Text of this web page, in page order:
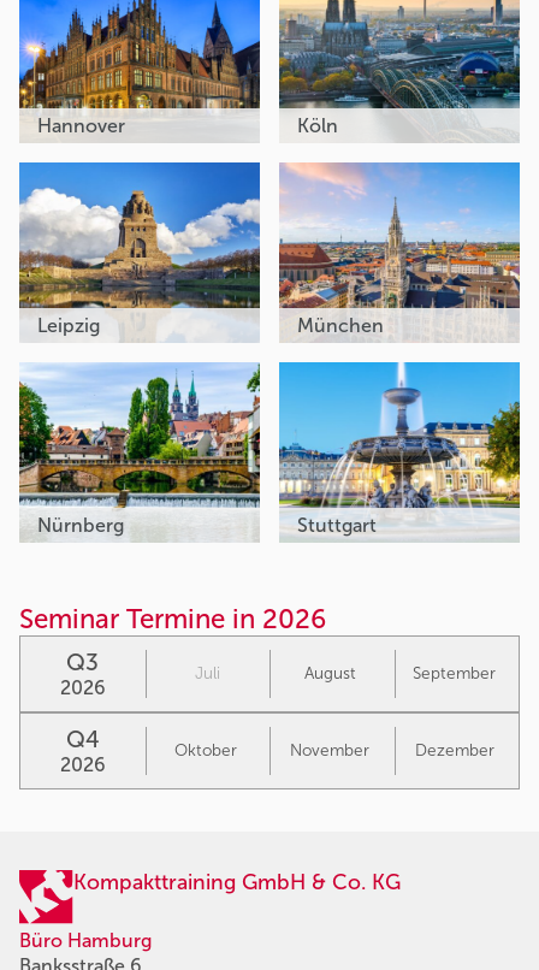
Hannover Köln
Leipzig München
Nürnberg Stuttgart
Seminar Termine in 2026
Q3
2026
Juli August September
Q4
2026
Oktober November Dezember
Kompakttraining GmbH & Co. KG
Büro Hamburg